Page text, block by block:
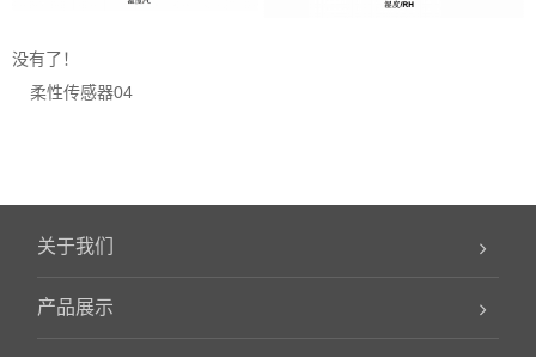
没有了！
柔性传感器04
关于我们
产品展示